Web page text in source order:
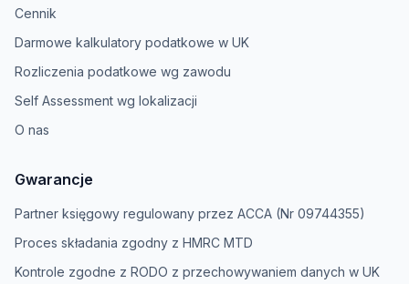
Cennik
Darmowe kalkulatory podatkowe w UK
Rozliczenia podatkowe wg zawodu
Self Assessment wg lokalizacji
O nas
Gwarancje
Partner księgowy regulowany przez ACCA (Nr 09744355)
Proces składania zgodny z HMRC MTD
Kontrole zgodne z RODO z przechowywaniem danych w UK